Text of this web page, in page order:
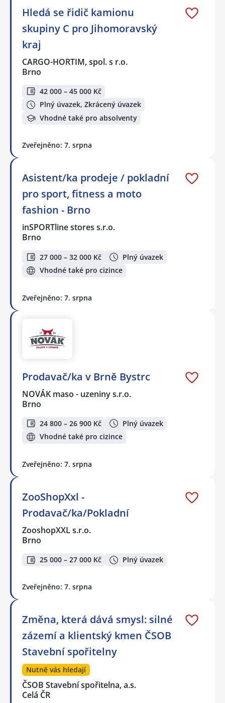
Hledá se řidič kamionu
skupiny C pro Jihomoravský
kraj
CARGO-HORTIM, spol. s r.o.
Brno
42 000 – 45 000 Kč
Plný úvazek, Zkrácený úvazek
Vhodné také pro absolventy
Zveřejněno: 7. srpna
Asistent/ka prodeje / pokladní
pro sport, fitness a moto
fashion - Brno
inSPORTline stores s.r.o.
Brno
27 000 – 32 000 Kč
Plný úvazek
Vhodné také pro cizince
Zveřejněno: 7. srpna
Prodavač/ka v Brně Bystrc
NOVÁK maso - uzeniny s.r.o.
Brno
24 800 – 26 900 Kč
Plný úvazek
Vhodné také pro cizince
Zveřejněno: 7. srpna
ZooShopXxl -
Prodavač/ka/Pokladní
ZooshopXXL s.r.o.
Brno
25 000 – 27 000 Kč Plný úvazek
Zveřejněno: 7. srpna
Změna, která dává smysl: silné
zázemí a klientský kmen ČSOB
Stavební spořitelny
Nutně vás hledají
ČSOB Stavební spořitelna, a.s.
Celá ČR